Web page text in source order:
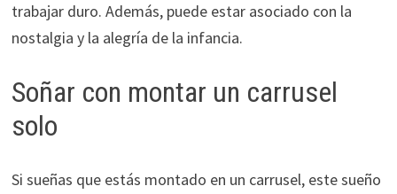
trabajar duro. Además, puede estar asociado con la
nostalgia y la alegría de la infancia.
Soñar con montar un carrusel
solo
Si sueñas que estás montado en un carrusel, este sueño